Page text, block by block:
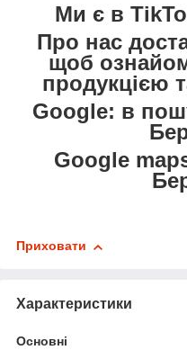
Ми є в
Про нас
щоб
продукцією
Google: в
Google
Приховати
Характеристики
Основні